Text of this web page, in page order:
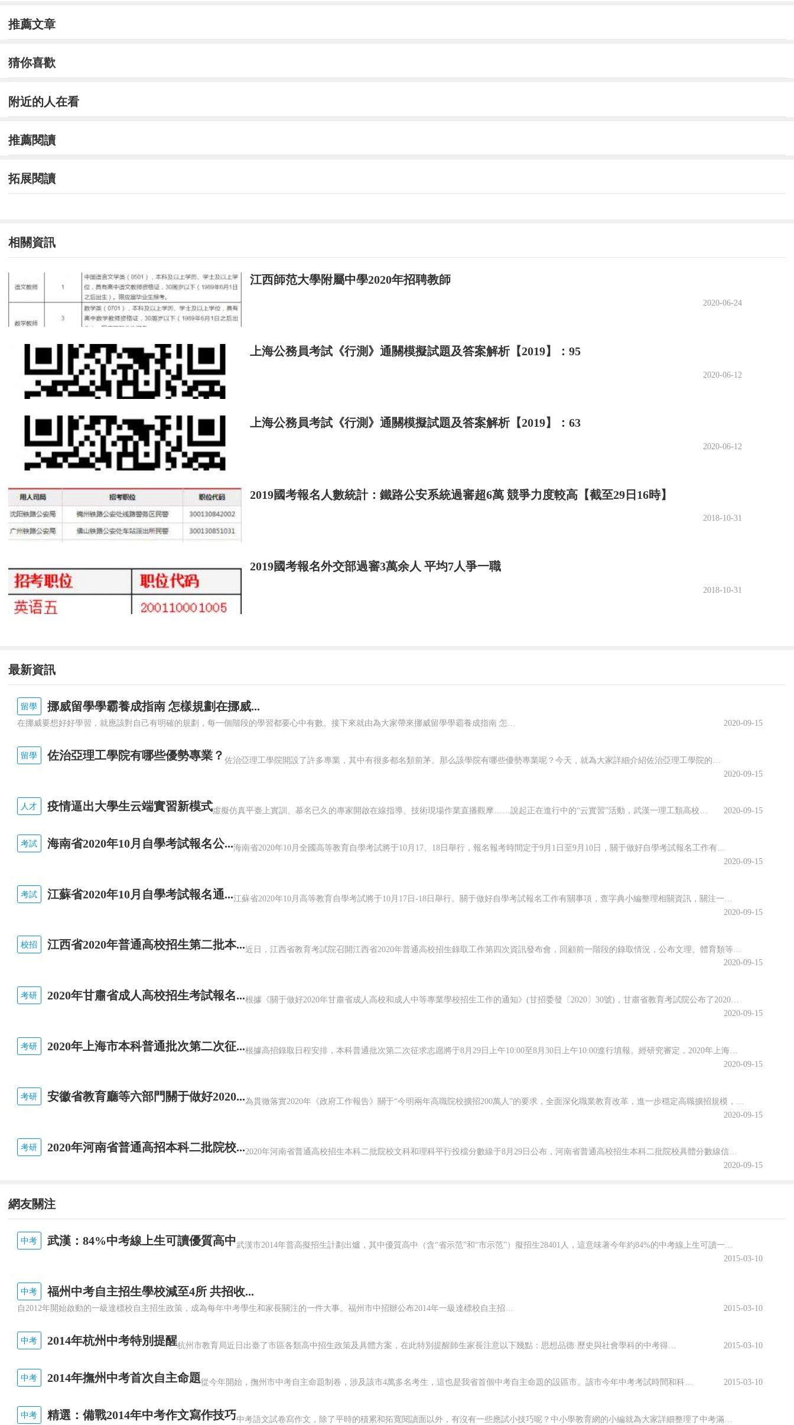
推薦文章
猜你喜歡
附近的人在看
推薦閱讀
拓展閱讀
相關資訊
江西師范大學附屬中學2020年招聘教師
2020-06-24
上海公務員考試《行測》通關模擬試題及答案解析【2019】：95
2020-06-12
上海公務員考試《行測》通關模擬試題及答案解析【2019】：63
2020-06-12
2019國考報名人數統計：鐵路公安系統過審超6萬 競爭力度較高【截至29日16時】
2018-10-31
2019國考報名外交部過審3萬余人 平均7人爭一職
2018-10-31
最新資訊
留學 挪威留學學霸養成指南 怎樣規劃在挪威...
2020-09-15
留學 佐治亞理工學院有哪些優勢專業？
2020-09-15
人才 疫情逼出大學生云端實習新模式 虛擬仿真平臺上實訓、慕名已久的專家開啟在線指導、技術現場作業直播觀摩……說起正在進行中的“云實習”活動，武漢一理工類高校電力專業的張強有些興奮。“云實習”是指通過在線工作平臺虛擬工作環境，在工作流程、內容等方面和傳統實習工作保持一致性的實習形式。走出校園的大實習活動是大學教育的重要部分。然而，疫情打... 2020-09-15
考試 海南省2020年10月自學考試報名公...
海南省2020年10月全國高等教育自學考試將于10月17、18日舉行，報名報考時間定于9月1日至9月10日，關于做好自學考試報名工作有關事項，查字典小編整理相關資訊，關注一下~關于我省2020年10月自學考試報名報考的公告2020年10月全國高等教育自學考試將于10月17、18日舉行，我省報名報考時...
2020-09-15
考試 江蘇省2020年10月自學考試報名通...
2020-09-15
校招 江西省2020年普通高校招生第二批本...
近日，江西省教育考試院召開江西省2020年普通高校招生錄取工作第四次資訊發布會，回顧前一階段的錄取情況，公布文理、體育類等第二批本科批次和藝術類普通批本科的投檔情況。查字典小編整理相關資訊，關注一下~江西省2020年普通高校招生第二批本科批次(含藝術類普通批本科)投檔情況發布8月25日上午，省教育考...
2020-09-15
考研 2020年甘肅省成人高校招生考試報名...
根據《關于做好2020年甘肅省成人高校和成人中等專業學校招生工作的通知》(甘招委發〔2020〕30號)，甘肅省教育考試院公布了2020年成人高校招生考試報名時間，詳細成人高考網上報名工作安排通知，跟隨查字典小編一起關注一下~2020年甘肅省成人高校招生考試報名時間確定根據《關于做好2020年甘肅省成...
2020-09-15
考研 2020年上海市本科普通批次第二次征...
根據高招錄取日程安排，本科普通批次第二次征求志愿將于8月29日上午10:00至8月30日上午10:00進行填報。經研究審定，2020年上海市普通高校招生本科普通批次第二次征求志愿降分控制線為385分。查字典小編整理相關資訊，關注一下~本科普通批次第二次征求志愿填報即將開始根據高招錄取日程安排，本科普...
2020-09-15
考研 安徽省教育廳等六部門關于做好2020...
2020-09-15
考研 2020年河南省普通高招本科二批院校...
2020年河南省普通高校招生本科二批院校文科和理科平行投檔分數線于8月29日公布，河南省普通高校招生本科二批院校具體分數線信息，跟隨查字典小編一起關注一下吧~2020年河南省普通高招本科二批院校平行投檔分數線2020年河南省普通高校招生本科二批院校平行投檔分數線(文科)2020年河南省普通高校招生本...
2020-09-15
網友關注
中考 武漢：84%中考線上生可讀優質高中
武漢市2014年普高擬招生計劃出爐，其中優質高中（含“省示范”和“市示范”）擬招生28401人，這意味著今年約84%的中考線上生可讀一所好高中，優質高中招生比例較去年提高1%.優質高中擬招生28401人省示范高中競爭依然激烈武漢市招考辦發布的《武漢中考...
2015-03-10
中考 福州中考自主招生學校減至4所 共招收...
2015-03-10
中考 2014年杭州中考特別提醒 杭州市教育局近日出臺了市區各類高中招生政策及具體方案，在此特別提醒師生家長注意以下幾點：思想品德·歷史與社會學科的中考得分作為決定考生同分情況下投檔位次的條件。仍劃合格線，作為第一批招生錄取的前置條件；但又有具體的得分，得分作為決定相同投檔分數考生投檔位次的第一個條件。市區高中學校今年... 2015-03-10
中考 2014年撫州中考首次自主命題 從今年開始，撫州市中考自主命題制卷，涉及該市4萬多名考生，這也是我省首個中考自主命題的設區市。該市今年中考考試時間和科目不變。在適當降低試題難度的情況下，總分由原來的780分下調50分。為做好自主命題工作，該市已建立了命題教師庫。該項改革將與高考改革相銜接，旨在提升素質教育的質量和水平。 2015-03-10
中考 精選：備戰2014年中考作文寫作技巧 中考語文試卷寫作文，除了平時的積累和拓寬閱讀面以外，有沒有一些應試小技巧呢？中小學教育網的小編就為大家詳細整理了中考滿分作文必備的寫作技巧，希望能夠幫到大家哦！備戰2014年中考作文：畫龍點睛 精心擬題備戰2014年中考作文：抓住關鍵 審清題意備戰2014年中考作文：整體構思 確定主旨備戰2014年...